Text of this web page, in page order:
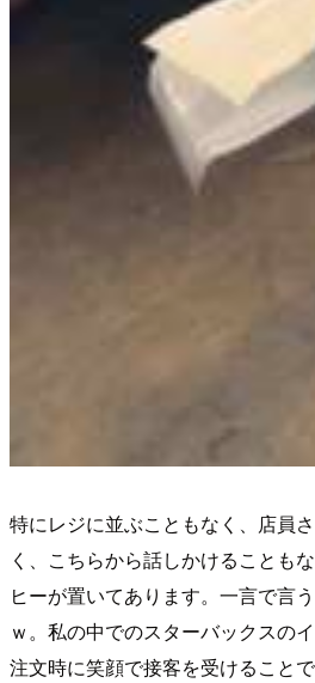
特にレジに並ぶこともなく、店員
く、こちらから話しかけることも
ヒーが置いてあります。一言で言
ｗ。私の中でのスターバックスの
注文時に笑顔で接客を受けること